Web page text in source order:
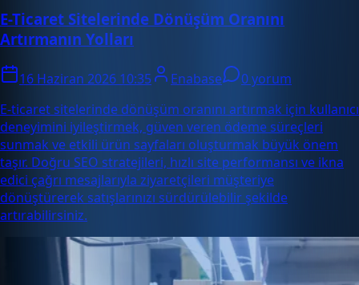
E-Ticaret Sitelerinde Dönüşüm Oranını
Artırmanın Yolları
16 Haziran 2026 10:35 Enabase
0 yorum
E-ticaret sitelerinde dönüşüm oranını artırmak için kullanıcı
deneyimini iyileştirmek, güven veren ödeme süreçleri
sunmak ve etkili ürün sayfaları oluşturmak büyük önem
taşır. Doğru SEO stratejileri, hızlı site performansı ve ikna
edici çağrı mesajlarıyla ziyaretçileri müşteriye
dönüştürerek satışlarınızı sürdürülebilir şekilde
artırabilirsiniz.